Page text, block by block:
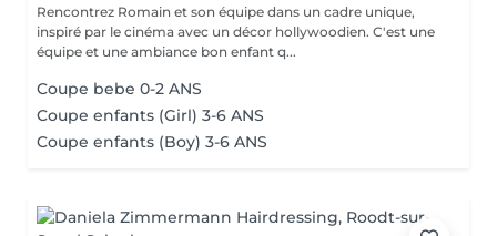
Rencontrez Romain et son équipe dans un cadre unique,
inspiré par le cinéma avec un décor hollywoodien. C'est une
équipe et une ambiance bon enfant q...
Coupe bebe 0-2 ANS
Coupe enfants (Girl) 3-6 ANS
Coupe enfants (Boy) 3-6 ANS